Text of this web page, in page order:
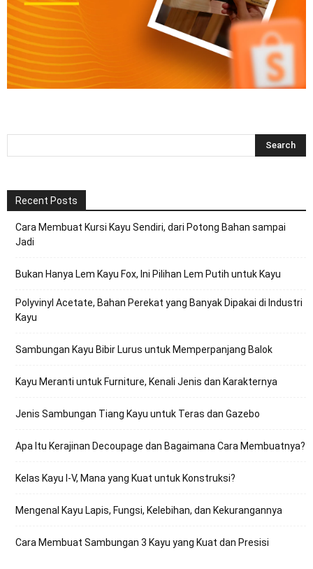
Recent Posts
Cara Membuat Kursi Kayu Sendiri, dari Potong Bahan sampai
Jadi
Bukan Hanya Lem Kayu Fox, Ini Pilihan Lem Putih untuk Kayu
Polyvinyl Acetate, Bahan Perekat yang Banyak Dipakai di Industri
Kayu
Sambungan Kayu Bibir Lurus untuk Memperpanjang Balok
Kayu Meranti untuk Furniture, Kenali Jenis dan Karakternya
Jenis Sambungan Tiang Kayu untuk Teras dan Gazebo
Apa Itu Kerajinan Decoupage dan Bagaimana Cara Membuatnya?
Kelas Kayu I-V, Mana yang Kuat untuk Konstruksi?
Mengenal Kayu Lapis, Fungsi, Kelebihan, dan Kekurangannya
Cara Membuat Sambungan 3 Kayu yang Kuat dan Presisi